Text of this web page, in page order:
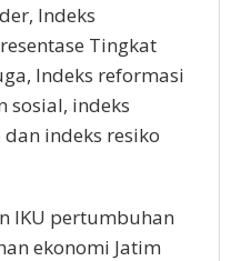
Indeks
Tingkat
Indeks reformasi
sosial, indeks
indeks resiko
IKU pertumbuhan
ekonomi Jatim